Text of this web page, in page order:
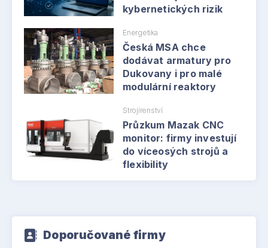
kybernetických rizik
Energetika
Česká MSA chce
dodávat armatury pro
Dukovany i pro malé
modulární reaktory
Strojírenství
Průzkum Mazak CNC
monitor: firmy investují
do víceosých strojů a
flexibility
Doporučované firmy